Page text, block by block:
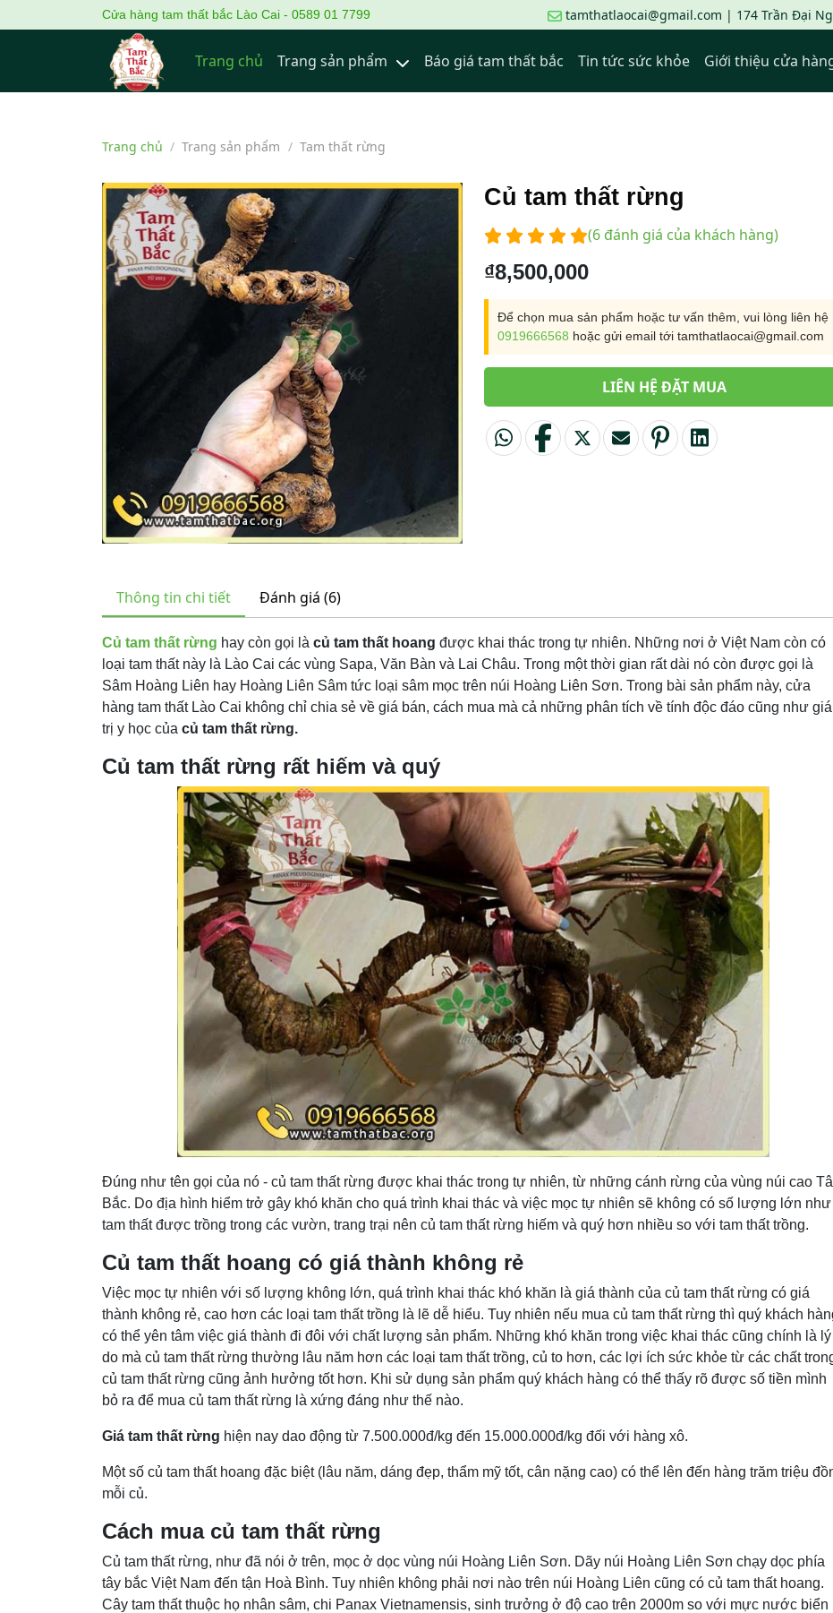
Cửa hàng tam thất bắc Lào Cai - 0589 01 7799 tamthatlaocai@gmail.com | 174 Trần Đại
Trang chủ Trang sản phẩm Báo giá tam thất bắc Tin tức sức khỏe Giới thiệu cửa
Trang chủ / Trang sản phẩm / Tam thất rừng
Củ tam thất rừng
(6 đánh giá của khách hàng)
₫8,500,000
Để chọn mua sản phẩm hoặc tư vấn thêm, vui lòng liên hệ
0919666568 hoặc gửi email tới tamthatlaocai@gmail.com
LIÊN HỆ ĐẶT MUA
Thông tin chi tiết Đánh giá (6)
Củ tam thất rừng hay còn gọi là củ tam thất hoang được khai thác trong tự nhiên. Những nơi ở Việt Nam còn có
loại tam thất này là Lào Cai các vùng Sapa, Văn Bàn và Lai Châu. Trong một thời gian rất dài nó còn được gọi là
Sâm Hoàng Liên hay Hoàng Liên Sâm tức loại sâm mọc trên núi Hoàng Liên Sơn. Trong bài sản phẩm này, cửa
hàng tam thất Lào Cai không chỉ chia sẻ về giá bán, cách mua mà cả những phân tích về tính độc đáo cũng như giá
trị y học của củ tam thất rừng.
Củ tam thất rừng rất hiếm và quý
Đúng như tên gọi của nó - củ tam thất rừng được khai thác trong tự nhiên, từ những cánh rừng của vùng núi cao
Bắc. Do địa hình hiểm trở gây khó khăn cho quá trình khai thác và việc mọc tự nhiên sẽ không có số lượng lớn như
tam thất được trồng trong các vườn, trang trại nên củ tam thất rừng hiếm và quý hơn nhiều so với tam thất trồng.
Củ tam thất hoang có giá thành không rẻ
Việc mọc tự nhiên với số lượng không lớn, quá trình khai thác khó khăn là giá thành của củ tam thất rừng có giá
thành không rẻ, cao hơn các loại tam thất trồng là lẽ dễ hiểu. Tuy nhiên nếu mua củ tam thất rừng thì quý khách
có thể yên tâm việc giá thành đi đôi với chất lượng sản phẩm. Những khó khăn trong việc khai thác cũng chính là lý
do mà củ tam thất rừng thường lâu năm hơn các loại tam thất trồng, củ to hơn, các lợi ích sức khỏe từ các chất
củ tam thất rừng cũng ảnh hưởng tốt hơn. Khi sử dụng sản phẩm quý khách hàng có thể thấy rõ được số tiền mình
bỏ ra để mua củ tam thất rừng là xứng đáng như thế nào.
Giá tam thất rừng hiện nay dao động từ 7.500.000đ/kg đến 15.000.000đ/kg đối với hàng xô.
Một số củ tam thất hoang đặc biệt (lâu năm, dáng đẹp, thẩm mỹ tốt, cân nặng cao) có thể lên đến hàng trăm triệu
mỗi củ.
Cách mua củ tam thất rừng
Củ tam thất rừng, như đã nói ở trên, mọc ở dọc vùng núi Hoàng Liên Sơn. Dãy núi Hoàng Liên Sơn chạy dọc phía
tây bắc Việt Nam đến tận Hoà Bình. Tuy nhiên không phải nơi nào trên núi Hoàng Liên cũng có củ tam thất hoang.
Cây tam thất thuộc họ nhân sâm, chi Panax Vietnamensis, sinh trưởng ở độ cao trên 2000m so với mực nước biển